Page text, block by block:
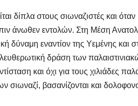
δίπλα στους σιωναζιστές και όταν
άνωθεν εντολών. Στη Μέση
δύναμη εναντίον της Υεμένης
δράση των
και όχι για τους χιλιάδες
βασανίζονται και